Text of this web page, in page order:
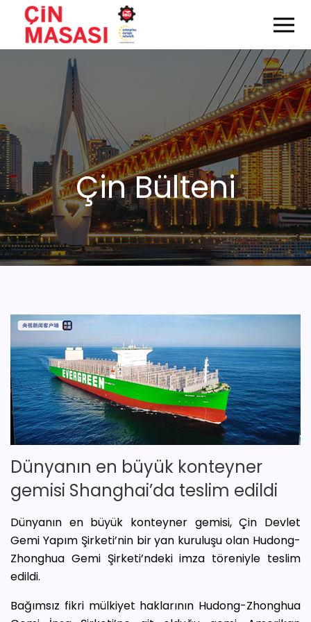
Çin Bülteni
Dünyanın en büyük konteyner
gemisi Shanghai’da teslim edildi
Dünyanın en büyük konteyner gemisi, Çin Devlet
Gemi Yapım Şirketi’nin bir yan kuruluşu olan Hudong-
Zhonghua Gemi Şirketi’ndeki imza töreniyle teslim
edildi.
Bağımsız fikri mülkiyet haklarının Hudong-Zhonghua